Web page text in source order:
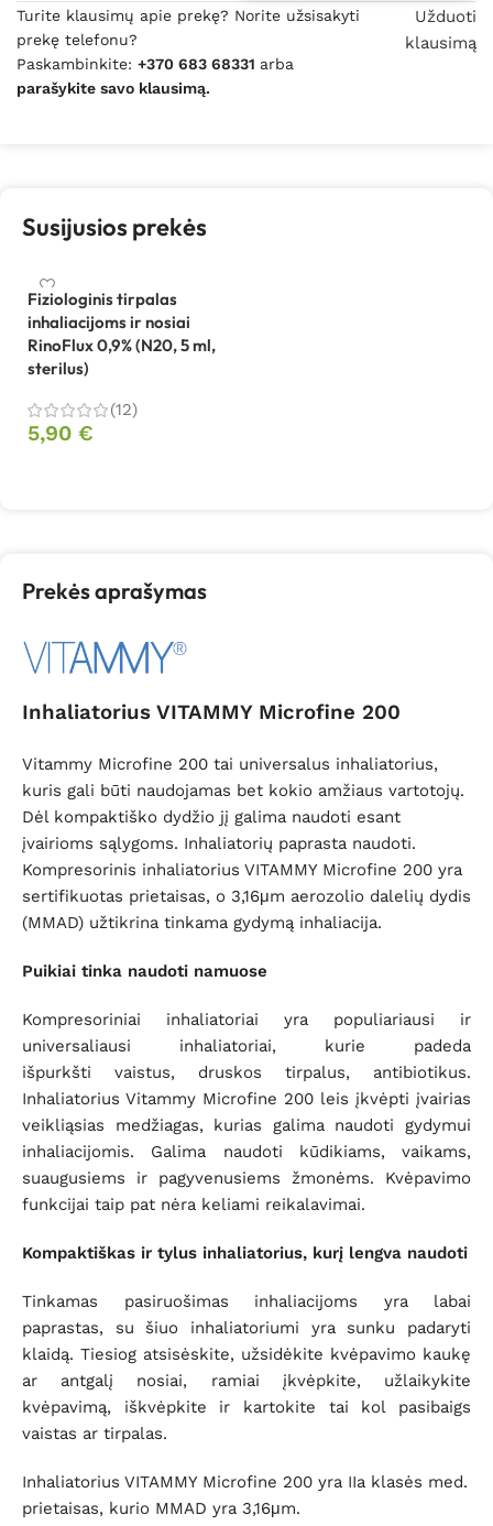
Turite klausimų apie prekę? Norite užsisakyti
prekę telefonu?
Paskambinkite: +370 683 68331 arba
parašykite savo klausimą.
Užduoti
klausimą
Susijusios prekės
Fiziologinis tirpalas
inhaliacijoms ir nosiai
RinoFlux 0,9% (N20, 5 ml,
sterilus)
(12)
5,90 €
Prekės aprašymas
Inhaliatorius VITAMMY Microfine 200
Vitammy Microfine 200 tai universalus inhaliatorius,
kuris gali būti naudojamas bet kokio amžiaus vartotojų.
Dėl kompaktiško dydžio jį galima naudoti esant
įvairioms sąlygoms. Inhaliatorių paprasta naudoti.
Kompresorinis inhaliatorius VITAMMY Microfine 200 yra
sertifikuotas prietaisas, o 3,16μm aerozolio dalelių dydis
(MMAD) užtikrina tinkama gydymą inhaliacija.
Puikiai tinka naudoti namuose
Kompresoriniai inhaliatoriai yra populiariausi ir
universaliausi inhaliatoriai, kurie padeda
išpurkšti vaistus, druskos tirpalus, antibiotikus.
Inhaliatorius Vitammy Microfine 200 leis įkvėpti įvairias
veikliąsias medžiagas, kurias galima naudoti gydymui
inhaliacijomis. Galima naudoti kūdikiams, vaikams,
suaugusiems ir pagyvenusiems žmonėms. Kvėpavimo
funkcijai taip pat nėra keliami reikalavimai.
Kompaktiškas ir tylus inhaliatorius, kurį lengva naudoti
Tinkamas pasiruošimas inhaliacijoms yra labai
paprastas, su šiuo inhaliatoriumi yra sunku padaryti
klaidą. Tiesiog atsisėskite, užsidėkite kvėpavimo kaukę
ar antgalį nosiai, ramiai įkvėpkite, užlaikykite
kvėpavimą, iškvėpkite ir kartokite tai kol pasibaigs
vaistas ar tirpalas.
Inhaliatorius VITAMMY Microfine 200 yra IIa klasės med.
prietaisas, kurio MMAD yra 3,16μm.